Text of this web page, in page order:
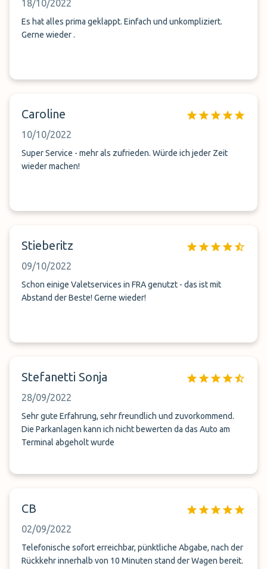
18/10/2022
Es hat alles prima geklappt. Einfach und unkompliziert.
Gerne wieder .
Caroline
10/10/2022
Super Service - mehr als zufrieden. Würde ich jeder Zeit
wieder machen!
Stieberitz
09/10/2022
Schon einige Valetservices in FRA genutzt - das ist mit
Abstand der Beste! Gerne wieder!
Stefanetti Sonja
28/09/2022
Sehr gute Erfahrung, sehr freundlich und zuvorkommend.
Die Parkanlagen kann ich nicht bewerten da das Auto am
Terminal abgeholt wurde
CB
02/09/2022
Telefonische sofort erreichbar, pünktliche Abgabe, nach der
Rückkehr innerhalb von 10 Minuten stand der Wagen bereit.